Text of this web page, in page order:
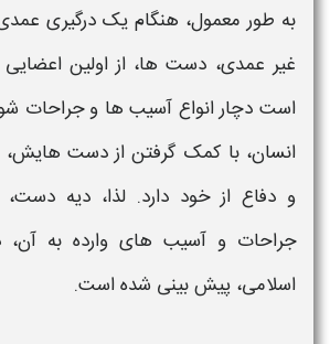
به طور معمول، هنگام یک درگیری
غیر عمدی، دست ها، از اولین
است دچار انواع آسیب ها و جراحات
انسان، با کمک گرفتن ازدست
و دفاع از خود دارد. لذا، دیه دست
جراحات و آسیب های وارده به آن،
اسلامی، پیش بینی شده است.